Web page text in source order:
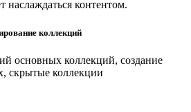
наслаждаться контентом.
коллекций
основных коллекций, создание
скрытые коллекции